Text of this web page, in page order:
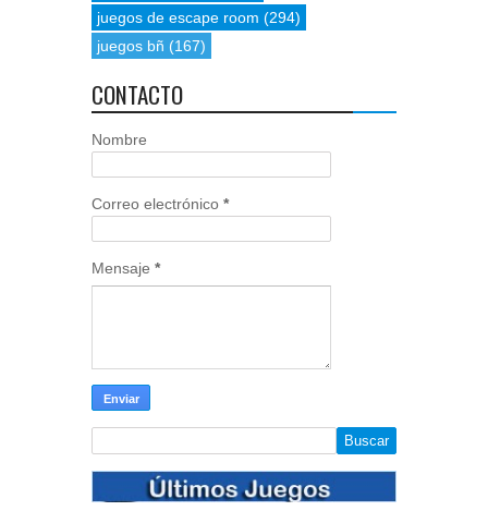
juegos de escape room (294)
juegos bñ (167)
CONTACTO
Nombre
Correo electrónico *
Mensaje *